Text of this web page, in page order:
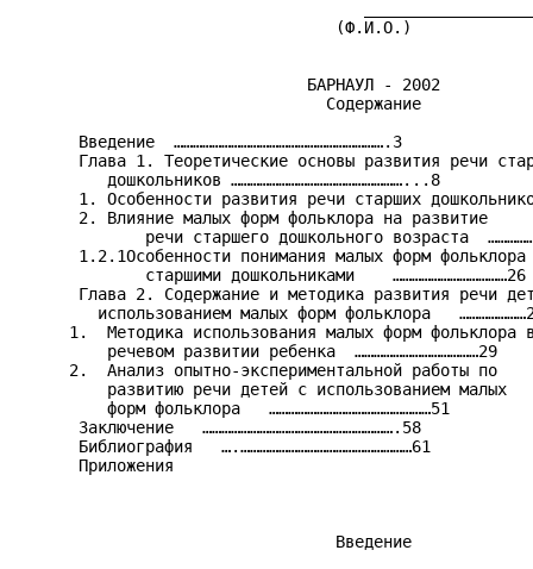
                                  (Ф.И.О.)
                               БАРНАУЛ - 2002
                                 Содержание
       Введение  ………………………………………………………….3
Глава 1. Теоретические основы развития речи
          дошкольников ………………………………………………...8
1. Особенности развития речи старших
       2. Влияние малых форм фольклора на развитие
речи старшего дошкольного возраста
       1.2.1Особенности понимания малых форм фольклора
              старшими дошкольниками    ………………………………26
Глава 2. Содержание и методика развития речи
использованием малых форм фольклора
1.  Методика использования малых форм фольклора
          речевом развитии ребенка  …………………………………29
      2.  Анализ опытно-экспериментальной работы по
          развитию речи детей с использованием малых
          форм фольклора   ……………………………………………51
       Заключение   …………………………………………………….58
       Библиография   ….………………………………………………61
       Приложения
                                  Введение